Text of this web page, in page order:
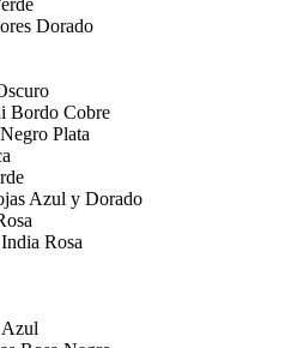
Dorado
Bordo Cobre
Plata
Azul y Dorado
Rosa